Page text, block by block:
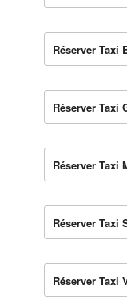
Réserver Taxi
Réserver Taxi
Réserver Taxi
Réserver Taxi
Réserver Taxi